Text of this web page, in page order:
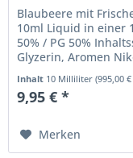
Blaubeere mit
10ml Liquid in einer
50% / PG 50%
Glyzerin, Aromen
Inhalt 10 Milliliter(995,00
9,95 € *
Merken